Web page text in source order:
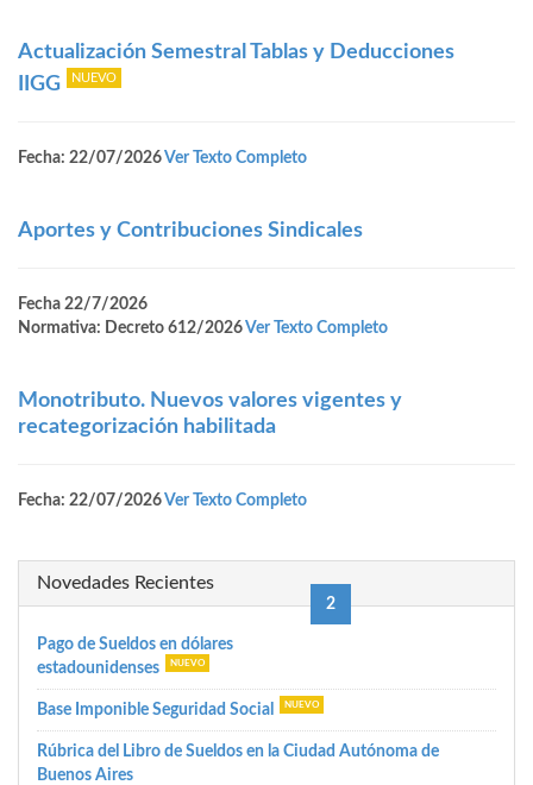
Actualización Semestral Tablas y Deducciones
IIGG
Fecha: 22/07/2026Ver Texto Completo
Aportes y Contribuciones Sindicales
Fecha 22/7/2026
Normativa: Decreto 612/2026Ver Texto Completo
Monotributo. Nuevos valores vigentes y
recategorización habilitada
Fecha: 22/07/2026Ver Texto Completo
« 1 2(current)
3 6 87 »
Novedades Recientes
Pago de Sueldos en dólares
estadounidenses
Base Imponible Seguridad Social
Rúbrica del Libro de Sueldos en la Ciudad Autónoma de
Buenos Aires